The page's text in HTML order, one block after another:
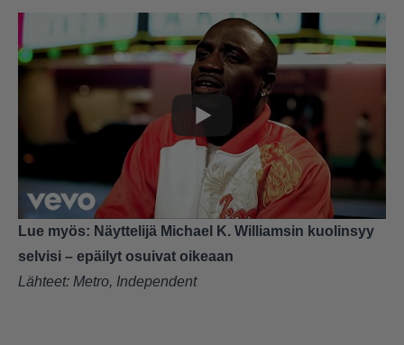
Lue myös: Näyttelijä Michael K. Williamsin kuolinsyy
selvisi – epäilyt osuivat oikeaan
Lähteet: Metro, Independent